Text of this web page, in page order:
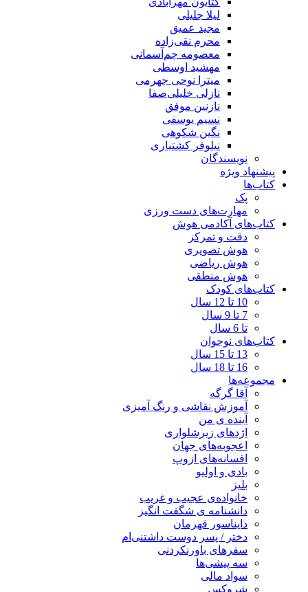
لیلا جلیلی
مجید عمیق
محرم نقی‌زاده
معصومه چم‌آسمانی
مهشید اوسطی
میترا نوحی جهرمی
نازلی خلیلی‌صفا
نازنین موفق
نسیم یوسفی
نگین شکوهی
نیلوفر کشتیاری
نویسندگان
پیشنهاد ویژه
کتاب‌ها
پک
مهارت‌های دست ورزی
کتاب‌های آکادمی هوش
دقت و تمرکز
هوش تصویری
هوش ریاضی
هوش منطقی
کتاب‌های کودک
10 تا 12 سال
7 تا 9 سال
تا 6 سال
کتاب‌های نوجوان
13 تا 15 سال
16 تا 18 سال
مجموعه‌ها
آقا گرگه
آموزش نقاشی و رنگ آمیزی
آینده ی من
اژدهای زیرشلواری
اعجوبه‌های جهان
افسانه‌های ازوپ
بادی و اولیو
بلیز
خانواده‌ی عجیب و غریب
دانشنامه ی شگفت انگیز
دایناسور قهرمان
دختر / پسر دوست داشتنی‌ام
سفرهای باورنکردنی
سه پیشی‌ها
سواد مالی
شروکس